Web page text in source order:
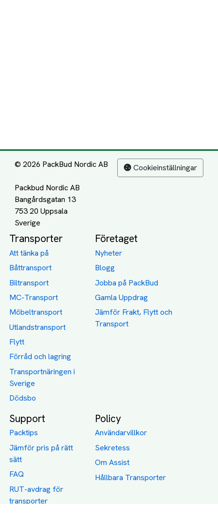
© 2026 PackBud Nordic AB
Packbud Nordic AB
Bangårdsgatan 13
753 20 Uppsala
Cookieinställningar
Transporter
Att tänka på
Båttransport
Biltransport
MC-Transport
Möbeltransport
Utlandstransport
Flytt
Förråd och lagring
Transportnäringen i
Sverige
Dödsbo
Företaget
Nyheter
Blogg
Jobba på PackBud
Gamla Uppdrag
Jämför Frakt, Flytt och
Transport
Support
Packtips
Jämför pris på rätt
sätt
FAQ
RUT-avdrag för
transporter
Policy
Användarvillkor
Sekretess
Om Assist
Hållbara Transporter